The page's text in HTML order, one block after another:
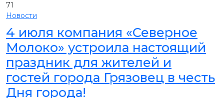
71
Новости
4 июля компания «Северное
Молоко» устроила настоящий
праздник для жителей и
гостей города Грязовец в честь
Дня города!